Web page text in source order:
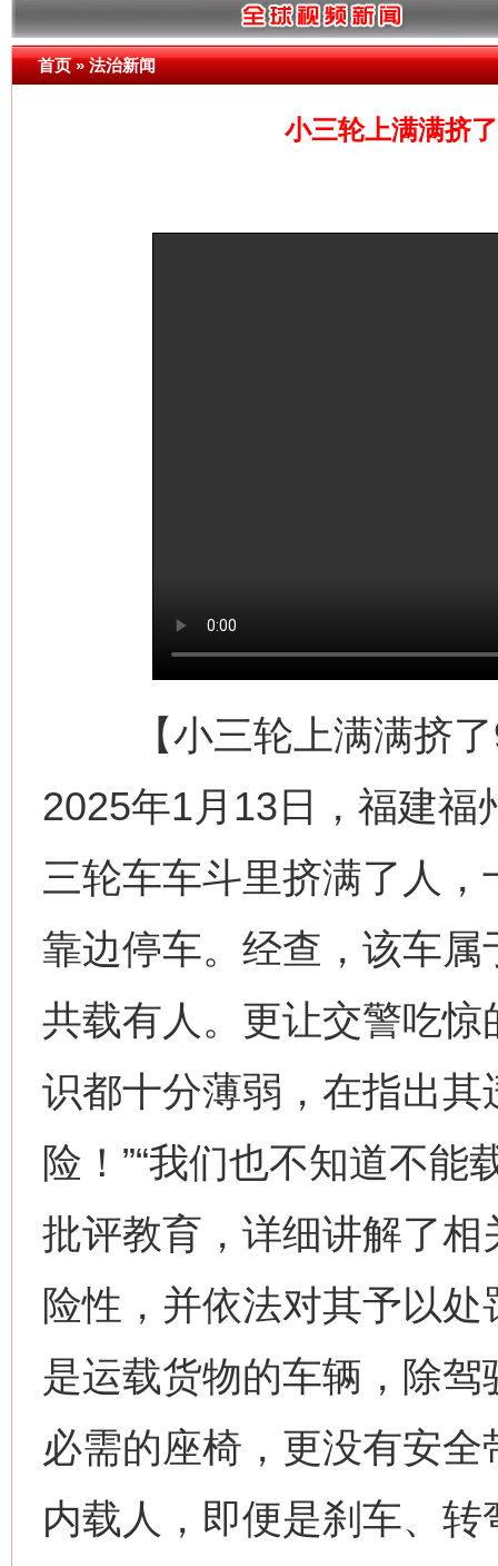
首页»法治新闻
小三轮上满满挤
【小三轮上满满挤了9
2025年1月13日，福建福
三轮车车斗里挤满了人
靠边停车。经查，该车
共载有人。更让交警吃
识都十分薄弱，在指出其
险！”“我们也不知道不能
批评教育，详细讲解了
险性，并依法对其予以
是运载货物的车辆，除
必需的座椅，更没有安
内载人，即便是刹车、